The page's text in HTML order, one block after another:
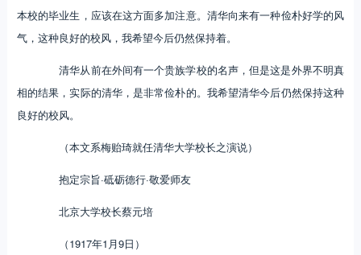
本校的毕业生，应该在这方面多加注意。清华向来有一种俭朴好学的风
气，这种良好的校风，我希望今后仍然保持着。
清华从前在外间有一个贵族学校的名声，但是这是外界不明真
相的结果，实际的清华，是非常俭朴的。我希望清华今后仍然保持这种
良好的校风。
（本文系梅贻琦就任清华大学校长之演说）
抱定宗旨·砥砺德行·敬爱师友
北京大学校长蔡元培
（1917年1月9日）